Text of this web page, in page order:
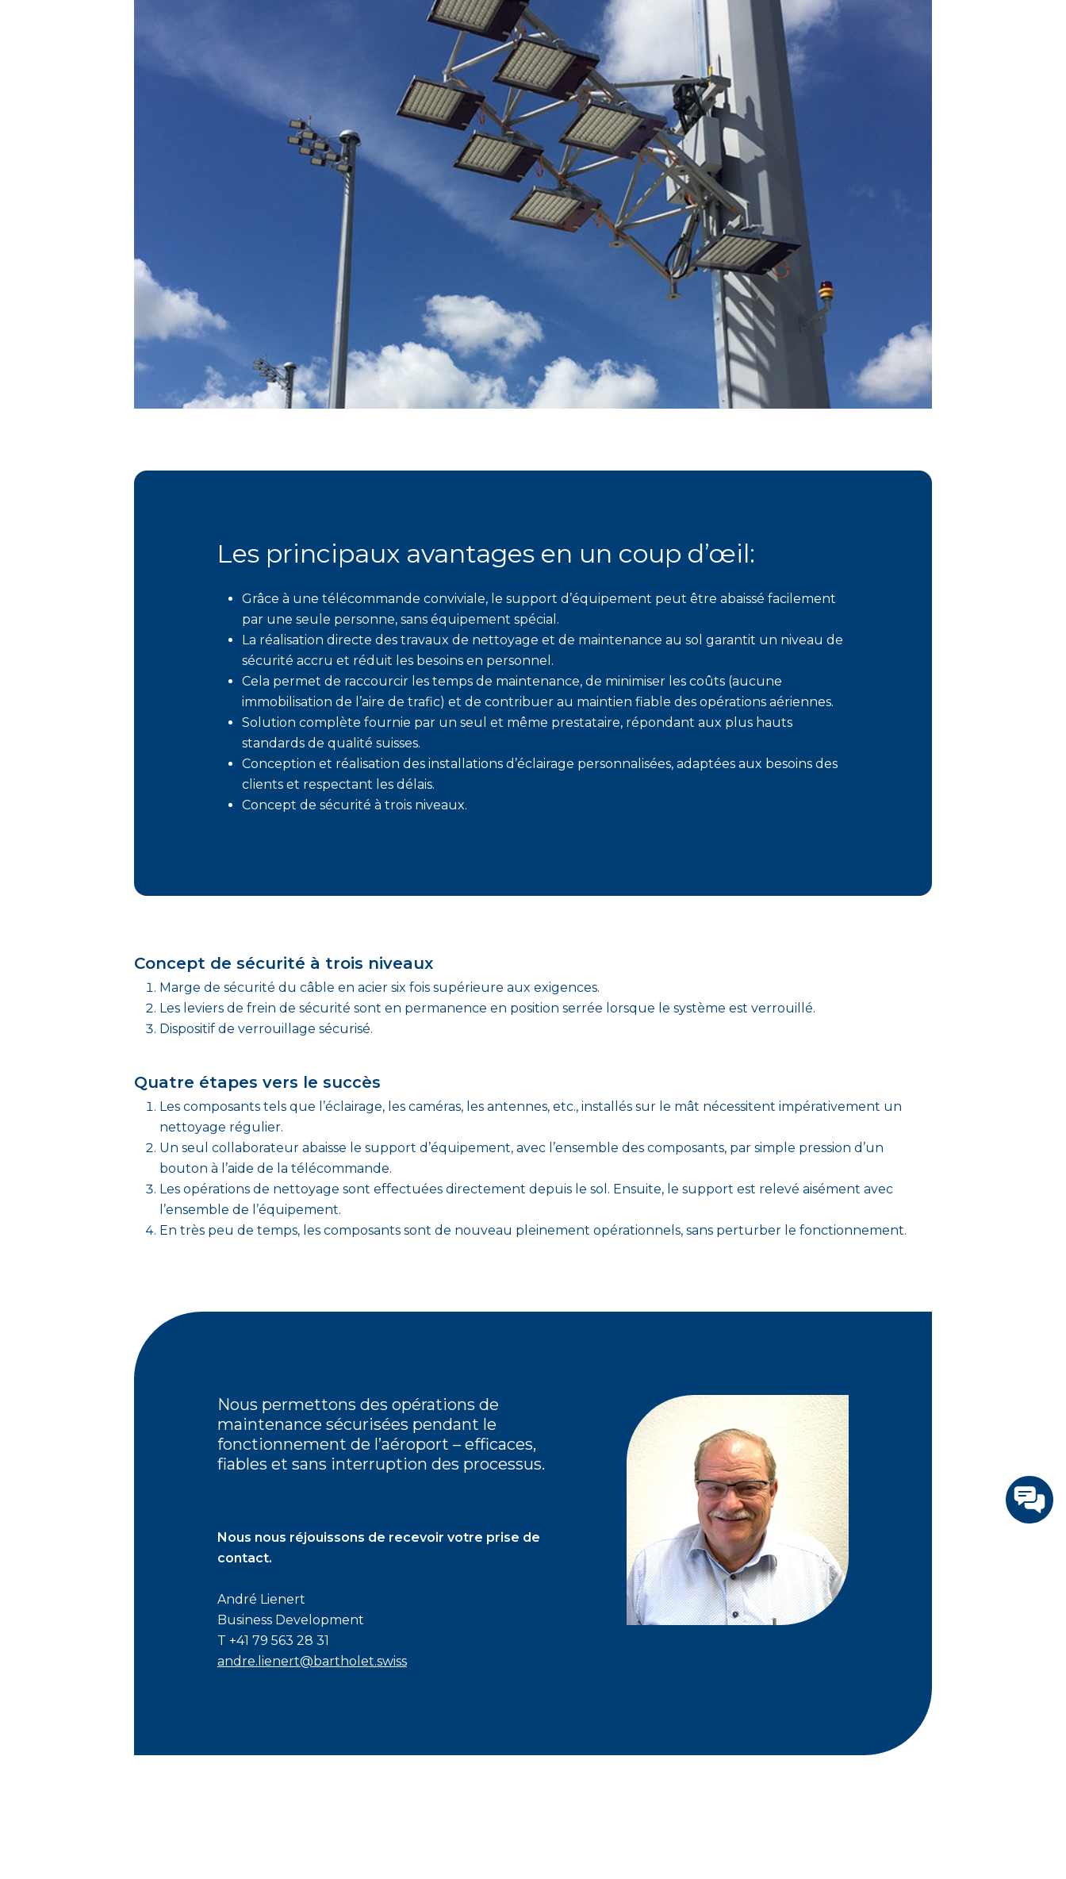
Les principaux avantages en un coup d’œil:
Grâce à une télécommande conviviale, le support d’équipement peut être abaissé facilement
par une seule personne, sans équipement spécial.
La réalisation directe des travaux de nettoyage et de maintenance au sol garantit un niveau de
sécurité accru et réduit les besoins en personnel.
Cela permet de raccourcir les temps de maintenance, de minimiser les coûts (aucune
immobilisation de l’aire de trafic) et de contribuer au maintien fiable des opérations aériennes.
Solution complète fournie par un seul et même prestataire, répondant aux plus hauts
standards de qualité suisses.
Conception et réalisation des installations d’éclairage personnalisées, adaptées aux besoins des
clients et respectant les délais.
Concept de sécurité à trois niveaux.
Concept de sécurité à trois niveaux
Marge de sécurité du câble en acier six fois supérieure aux exigences.
Les leviers de frein de sécurité sont en permanence en position serrée lorsque le système est verrouillé.
Dispositif de verrouillage sécurisé.
Quatre étapes vers le succès
Les composants tels que l’éclairage, les caméras, les antennes, etc., installés sur le mât nécessitent impérativement un
nettoyage régulier.
Un seul collaborateur abaisse le support d’équipement, avec l’ensemble des composants, par simple pression d’un
bouton à l’aide de la télécommande.
Les opérations de nettoyage sont effectuées directement depuis le sol. Ensuite, le support est relevé aisément avec
l’ensemble de l’équipement.
En très peu de temps, les composants sont de nouveau pleinement opérationnels, sans perturber le fonctionnement.
Nous permettons des opérations de
maintenance sécurisées pendant le
fonctionnement de l’aéroport – efficaces,
fiables et sans interruption des processus.
Nous nous réjouissons de recevoir votre prise de
contact.
André Lienert
Business Development
T +41 79 563 28 31
andre.lienert@bartholet.swiss